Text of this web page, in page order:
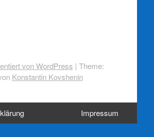
von WordPress | Theme:
Konstantin Kovshenin
Impressum